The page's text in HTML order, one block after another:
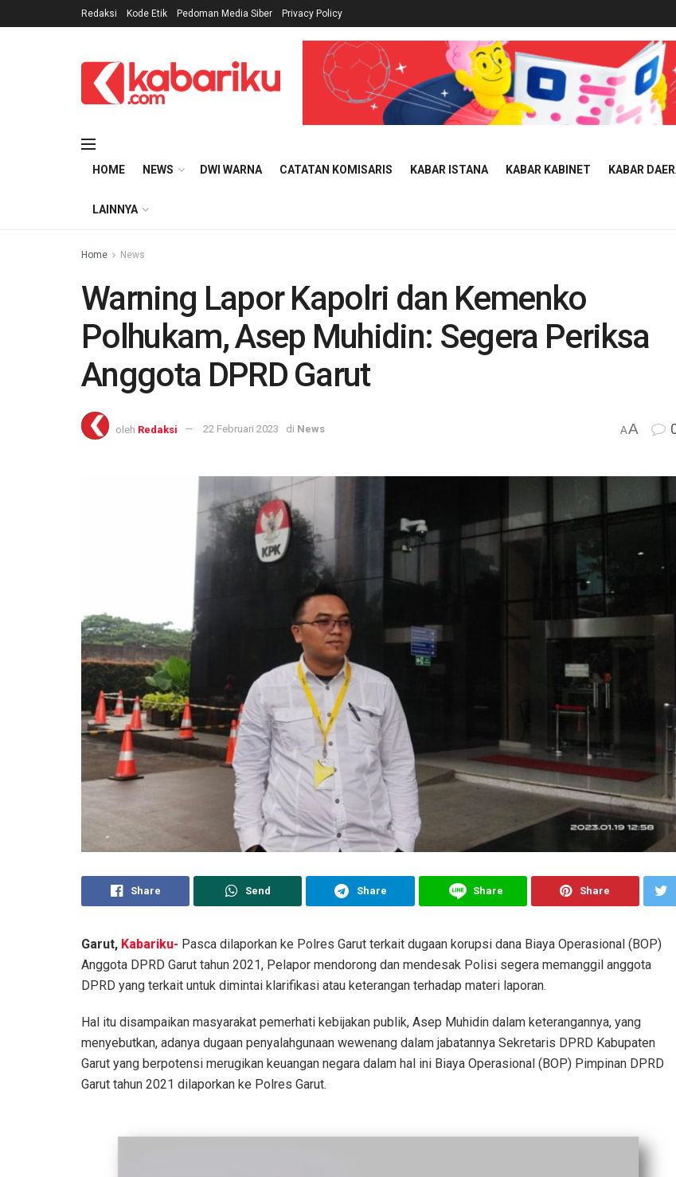
Redaksi Kode Etik Pedoman Media Siber Privacy Policy
HOME NEWS DWI WARNA CATATAN KOMISARIS KABAR ISTANA KABAR KABINET KABAR
LAINNYA
Home News
Warning Lapor Kapolri dan Kemenko
Polhukam, Asep Muhidin: Segera Periksa
Anggota DPRD Garut
oleh Redaksi 22 Februari 2023 di News AA
Share Send Share Share Share
Garut, Kabariku- Pasca dilaporkan ke Polres Garut terkait dugaan korupsi dana Biaya Operasional (BOP)
Anggota DPRD Garut tahun 2021, Pelapor mendorong dan mendesak Polisi segera memanggil anggota
DPRD yang terkait untuk dimintai klarifikasi atau keterangan terhadap materi laporan.
Hal itu disampaikan masyarakat pemerhati kebijakan publik, Asep Muhidin dalam keterangannya, yang
menyebutkan, adanya dugaan penyalahgunaan wewenang dalam jabatannya Sekretaris DPRD Kabupaten
Garut yang berpotensi merugikan keuangan negara dalam hal ini Biaya Operasional (BOP) Pimpinan DPRD
Garut tahun 2021 dilaporkan ke Polres Garut.